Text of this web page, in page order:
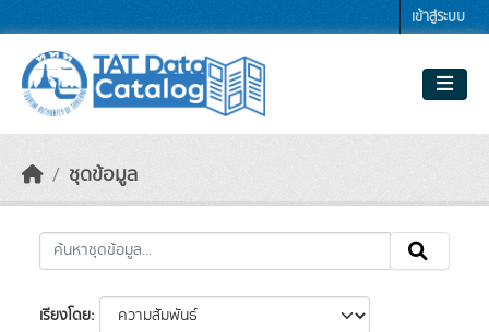
เข้าสู่ระบบ
ชุดข้อมูล
เรียงโดย